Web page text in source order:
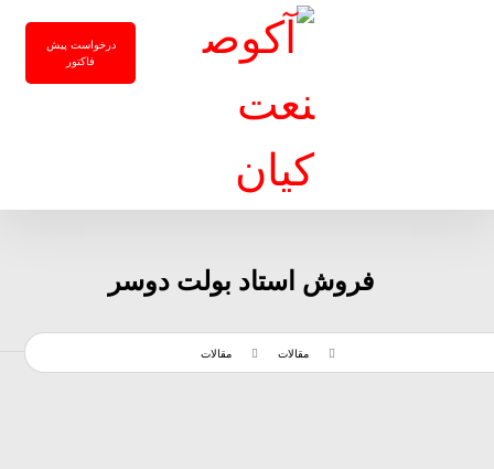
درخواست پیش
فاکتور
فروش استاد بولت دوسر
مقالات مقالات